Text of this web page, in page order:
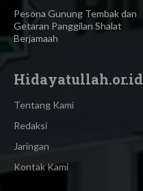
Pesona Gunung Tembak dan
Getaran Panggilan Shalat
Berjamaah
Hidayatullah.or.id
Tentang Kami
Redaksi
Jaringan
Kontak Kami